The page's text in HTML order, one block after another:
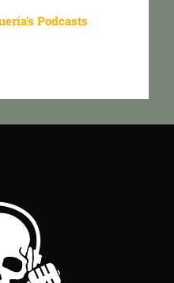
Podcasts